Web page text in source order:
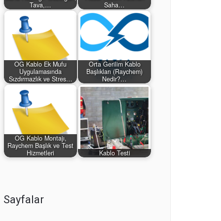
Tava,…
Saha…
OG Kablo Ek Mufu
Uygulamasında
Sızdırmazlık ve Stres…
Orta Gerilim Kablo
Başlıkları (Raychem)
Nedir?…
OG Kablo Montajı,
Raychem Başlık ve Test
Hizmetleri
Kablo Testi
Sayfalar